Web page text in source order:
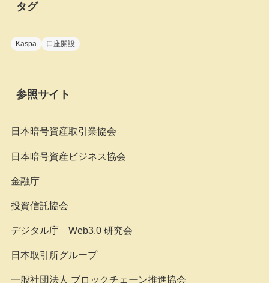
ー
タグ
Kaspa 口座開設
参照サイト
日本暗号資産取引業協会
日本暗号資産ビジネス協会
金融庁
投資信託協会
デジタル庁 Web3.0 研究会
日本取引所グループ
一般社団法人 ブロックチェーン推進協会